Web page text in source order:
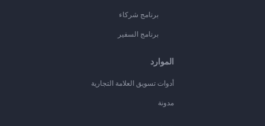
برنامج شركاء
برنامج السفير
الموارد
أدوات تسويق العلامة التجارية
مدونة